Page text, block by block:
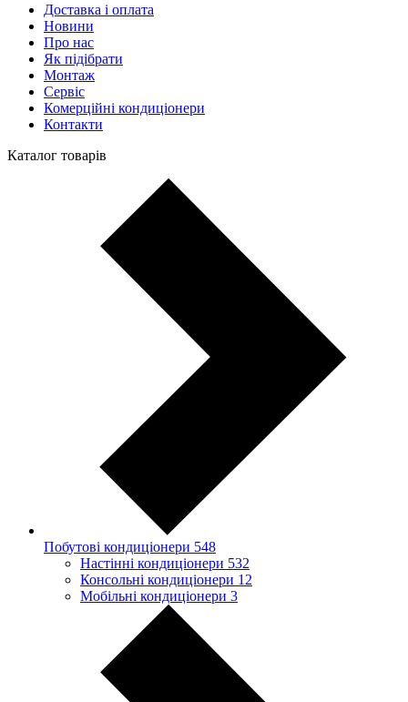
Доставка і оплата
Новини
Про нас
Як підібрати
Монтаж
Сервіс
Комерційні кондиціонери
Контакти
Каталог товарів
Побутові кондиціонери 548
Настінні кондиціонери 532
Консольні кондиціонери 12
Мобільні кондиціонери 3